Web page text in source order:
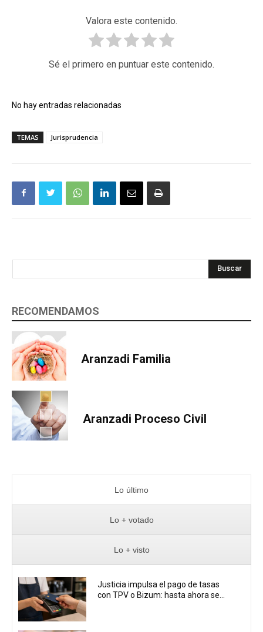
Valora este contenido.
Sé el primero en puntuar este contenido.
No hay entradas relacionadas
TEMAS Jurisprudencia
Buscar
RECOMENDAMOS
Aranzadi Familia
Aranzadi Proceso Civil
Lo último
Lo + votado
Lo + visto
Justicia impulsa el pago de tasas
con TPV o Bizum: hasta ahora se...